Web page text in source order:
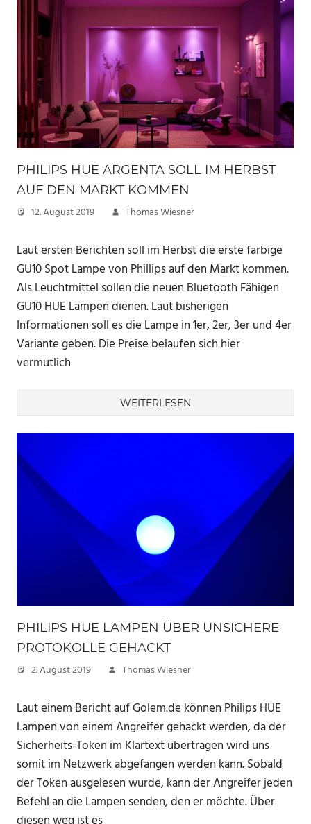
PHILIPS HUE ARGENTA SOLL IM HERBST
AUF DEN MARKT KOMMEN
12. August 2019 Thomas Wiesner
Laut ersten Berichten soll im Herbst die erste farbige
GU10 Spot Lampe von Phillips auf den Markt kommen.
Als Leuchtmittel sollen die neuen Bluetooth Fähigen
GU10 HUE Lampen dienen. Laut bisherigen
Informationen soll es die Lampe in 1er, 2er, 3er und 4er
Variante geben. Die Preise belaufen sich hier
vermutlich
WEITERLESEN
PHILIPS HUE LAMPEN ÜBER UNSICHERE
PROTOKOLLE GEHACKT
2. August 2019 Thomas Wiesner
Laut einem Bericht auf Golem.de können Philips HUE
Lampen von einem Angreifer gehackt werden, da der
Sicherheits-Token im Klartext übertragen wird uns
somit im Netzwerk abgefangen werden kann. Sobald
der Token ausgelesen wurde, kann der Angreifer jeden
Befehl an die Lampen senden, den er möchte. Über